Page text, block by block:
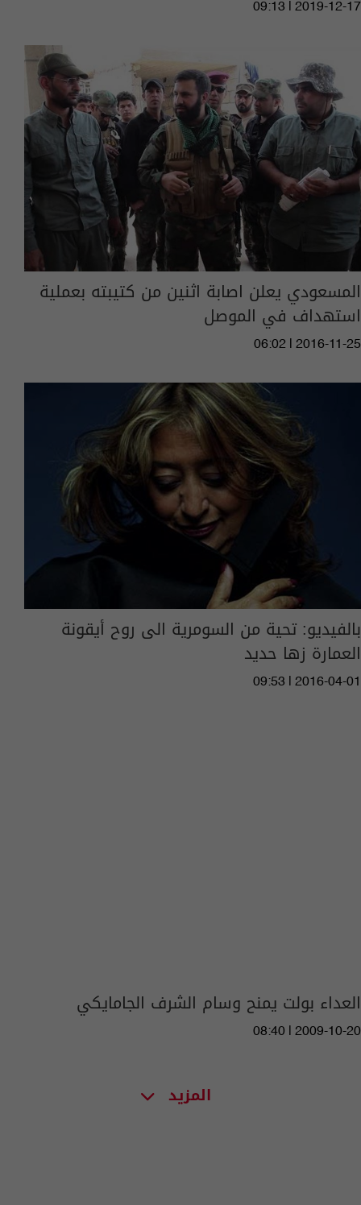
09:13 | 2019-12-17
المسعودي يعلن اصابة اثنين من كتيبته بعملية
استهداف في الموصل
06:02 | 2016-11-25
بالفيديو: تحية من السومرية الى روح أيقونة
العمارة زها حديد
09:53 | 2016-04-01
العداء بولت يمنح وسام الشرف الجامايكي
08:40 | 2009-10-20
المزيد